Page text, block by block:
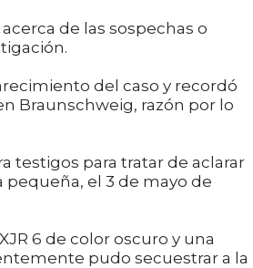
de las sospechas o
del caso y recordó
Braunschweig, razón por lo
testigos para tratar de aclarar
el 3 de mayo de
6 de color oscuro y una
pudo secuestrar a la